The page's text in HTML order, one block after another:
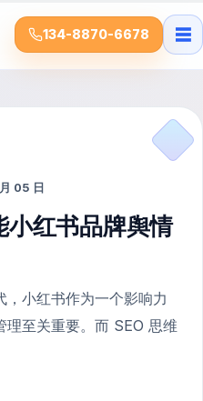
134-8870-6678 ☰
05 日
小红书品牌舆情
小红书作为一个影响力
理至关重要。而 SEO 思维